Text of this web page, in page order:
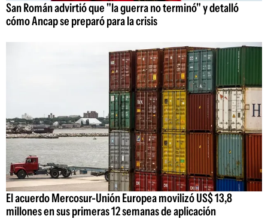
San Román advirtió que "la guerra no terminó" y detalló
cómo Ancap se preparó para la crisis
El acuerdo Mercosur-Unión Europea movilizó US$ 13,8
millones en sus primeras 12 semanas de aplicación